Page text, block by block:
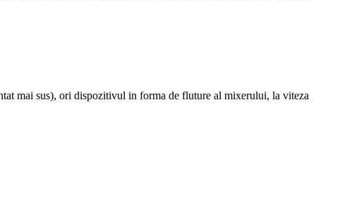
mai sus), ori dispozitivul in forma de fluture al mixerului, la viteza